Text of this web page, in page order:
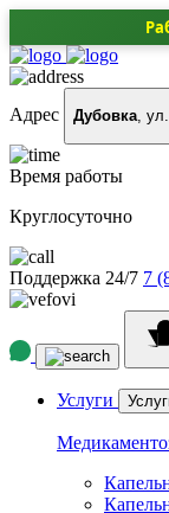
Адрес Дубовка,
Время работы
Круглосуточно
Поддержка 24/7 7
Услуги